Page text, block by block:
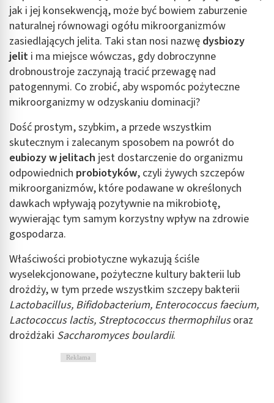
jak i jej konsekwencją, może być bowiem zaburzenie
naturalnej równowagi ogółu mikroorganizmów
zasiedlających jelita. Taki stan nosi nazwę dysbiozy
jelit i ma miejsce wówczas, gdy dobroczynne
drobnoustroje zaczynają tracić przewagę nad
patogennymi. Co zrobić, aby wspomóc pożyteczne
mikroorganizmy w odzyskaniu dominacji?
Dość prostym, szybkim, a przede wszystkim
skutecznym i zalecanym sposobem na powrót do
eubiozy w jelitach jest dostarczenie do organizmu
odpowiednich probiotyków, czyli żywych szczepów
mikroorganizmów, które podawane w określonych
dawkach wpływają pozytywnie na mikrobiotę,
wywierając tym samym korzystny wpływ na zdrowie
gospodarza.
Właściwości probiotyczne wykazują ściśle
wyselekcjonowane, pożyteczne kultury bakterii lub
drożdży, w tym przede wszystkim szczepy bakterii
Lactobacillus, Bifidobacterium, Enterococcus faecium,
Lactococcus lactis, Streptococcus thermophilusoraz
drożdżaki Saccharomyces boulardii.
Reklama